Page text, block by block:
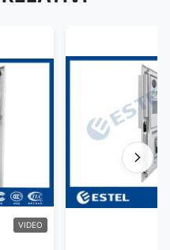
VIDEO